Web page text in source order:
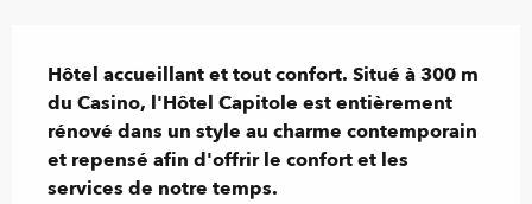
Hôtel accueillant et tout confort. Situé à 300 m
du Casino, l'Hôtel Capitole est entièrement
rénové dans un style au charme contemporain
et repensé afin d'offrir le confort et les
services de notre temps.